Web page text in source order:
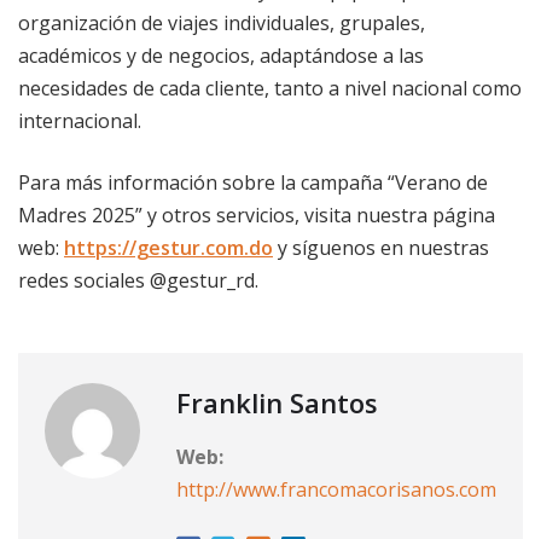
organización de viajes individuales, grupales,
académicos y de negocios, adaptándose a las
necesidades de cada cliente, tanto a nivel nacional como
internacional.
Para más información sobre la campaña “Verano de
Madres 2025” y otros servicios, visita nuestra página
web: https://gestur.com.do y síguenos en nuestras
redes sociales @gestur_rd.
Franklin Santos
Web:
http://www.francomacorisanos.com